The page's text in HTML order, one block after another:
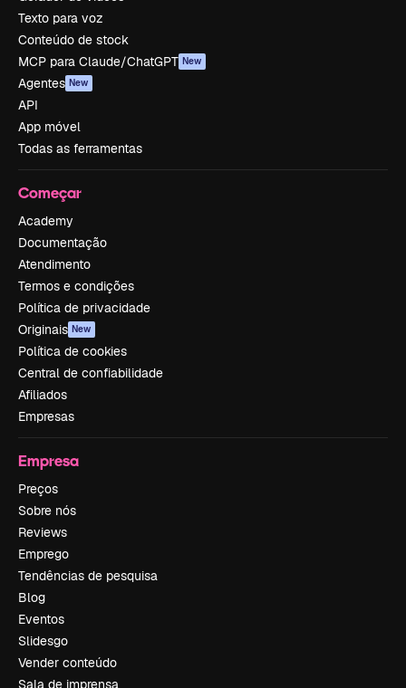
Texto para voz
Conteúdo de stock
MCP para Claude/ChatGPT New
Agentes New
API
App móvel
Todas as ferramentas
Começar
Academy
Documentação
Atendimento
Termos e condições
Política de privacidade
Originais New
Política de cookies
Central de confiabilidade
Afiliados
Empresas
Empresa
Preços
Sobre nós
Reviews
Emprego
Tendências de pesquisa
Blog
Eventos
Slidesgo
Vender conteúdo
Sala de imprensa